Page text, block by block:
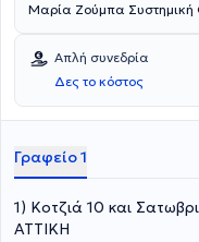
Μαρία Ζούμπα
Απλή συνεδρία
Δες το κόστος
Γραφείο 1
1) Κοτζιά 10 και
ΑΤΤΙΚΗ